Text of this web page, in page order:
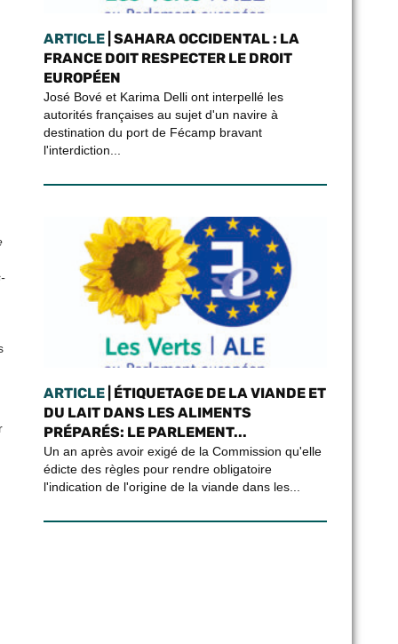
ARTICLE| SAHARA OCCIDENTAL : LA
FRANCE DOIT RESPECTER LE DROIT
EUROPÉEN
José Bové et Karima Delli ont interpellé les
autorités françaises au sujet d'un navire à
destination du port de Fécamp bravant
l'interdiction...
ARTICLE| ÉTIQUETAGE DE LA VIANDE ET
DU LAIT DANS LES ALIMENTS
PRÉPARÉS: LE PARLEMENT...
Un an après avoir exigé de la Commission qu'elle
édicte des règles pour rendre obligatoire
l'indication de l'origine de la viande dans les...